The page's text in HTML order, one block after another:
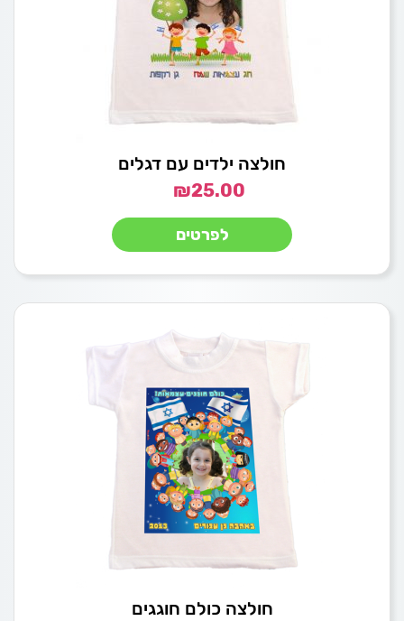
חולצה ילדים עם דגלים
₪25.00
לפרטים
חולצה כולם חוגגים